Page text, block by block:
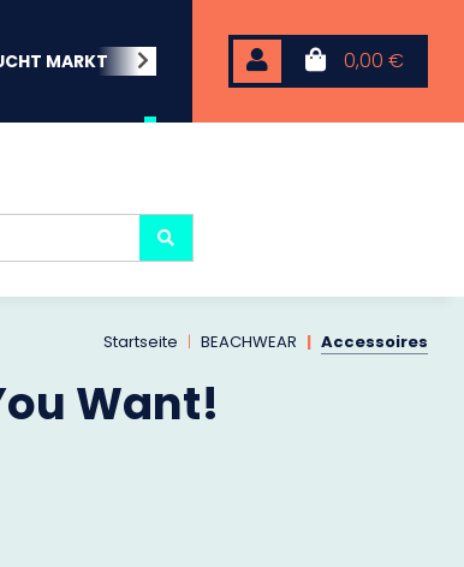
0,00 €
MARKT BEACHWEAR NEOPREN
Startseite BEACHWEAR Accessoires
Want!